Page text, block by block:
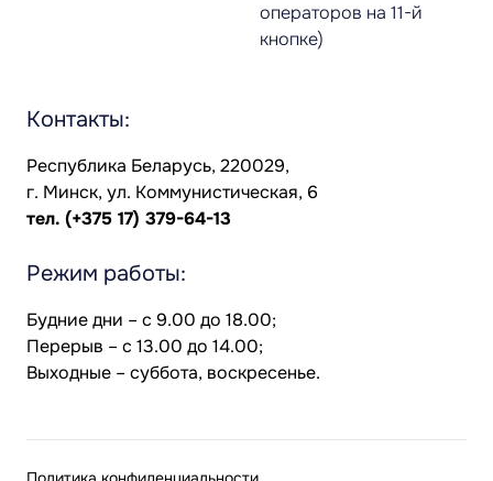
операторов на 11-й
кнопке)
Контакты:
Республика Беларусь, 220029,
г. Минск, ул. Коммунистическая, 6
тел. (+375 17) 379-64-13
Режим работы:
Будние дни – с 9.00 до 18.00;
Перерыв – с 13.00 до 14.00;
Выходные – суббота, воскресенье.